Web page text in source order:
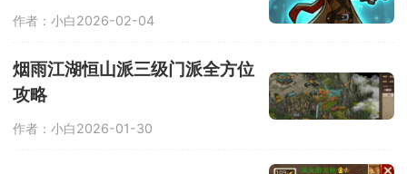
作者：小白2026-02-04
烟雨江湖恒山派三级门派全方位
攻略
作者：小白2026-01-30